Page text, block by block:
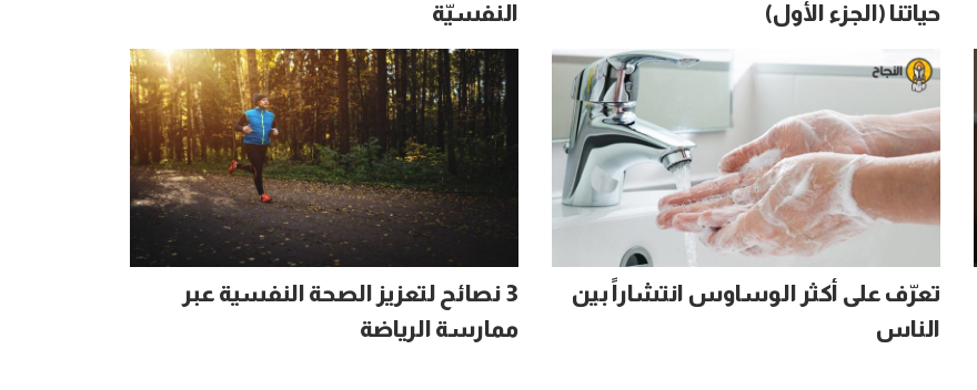
حياتنا (الجزء الأول)
النفسيّة
تعرّف على أكثر الوساوس انتشاراً بين
الناس
3 نصائح لتعزيز الصحة النفسية عبر
ممارسة الرياضة